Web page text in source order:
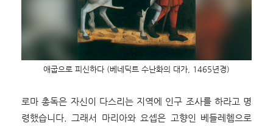
애굽으로 피신하다 (베네딕트 수난화의 대가, 1465년경)
로마 총독은 자신이 다스리는 지역에 인구 조사를 하라고 명
령했습니다. 그래서 마리아와 요셉은 고향인 베들레헴으로